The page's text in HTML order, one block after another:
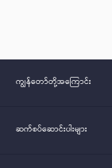
ကျွန်တော်တို့အ‌ကြောင်း
ဆက်စပ်ဆောင်းပါးများ